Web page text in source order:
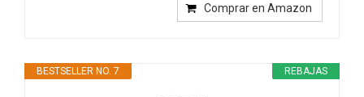
Comprar en Amazon
REBAJAS
BESTSELLER NO. 7